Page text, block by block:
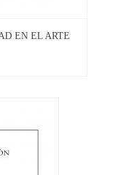
EN EL ARTE